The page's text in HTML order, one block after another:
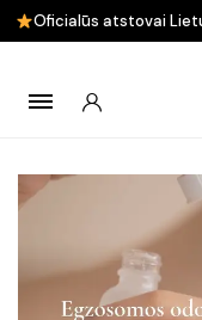
Oficialūs atstovai